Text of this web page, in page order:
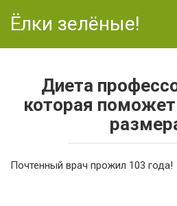
Ёлки зелёные!
Диета
которая
Почтенный врач прожил 103 года!